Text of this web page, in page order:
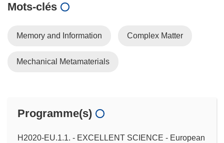
Mots‑clés
Memory and Information Complex Matter
Mechanical Metamaterials
Programme(s)
H2020-EU.1.1. - EXCELLENT SCIENCE - European